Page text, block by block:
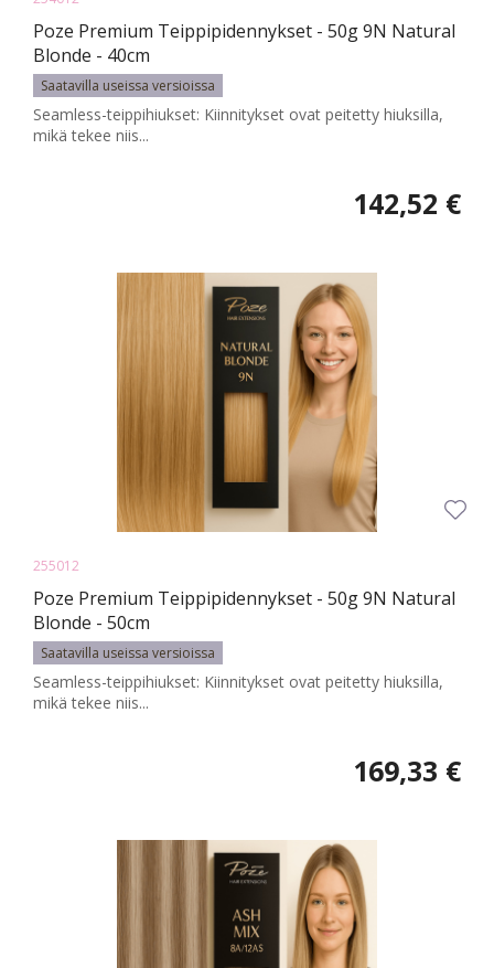
Poze Premium Teippipidennykset - 50g 9N Natural
Blonde - 40cm
Saatavilla useissa versioissa
Seamless-teippihiukset: Kiinnitykset ovat peitetty hiuksilla,
mikä tekee niis...
142,52 €
255012
Poze Premium Teippipidennykset - 50g 9N Natural
Blonde - 50cm
Saatavilla useissa versioissa
Seamless-teippihiukset: Kiinnitykset ovat peitetty hiuksilla,
mikä tekee niis...
169,33 €